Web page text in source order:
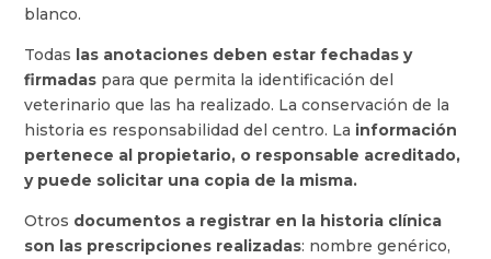
blanco.
Todas las anotaciones deben estar fechadas y
firmadas para que permita la identificación del
veterinario que las ha realizado. La conservación de la
historia es responsabilidad del centro. La información
pertenece al propietario, o responsable acreditado,
y puede solicitar una copia de la misma.
Otros documentos a registrar en la historia clínica
son las prescripciones realizadas: nombre genérico,